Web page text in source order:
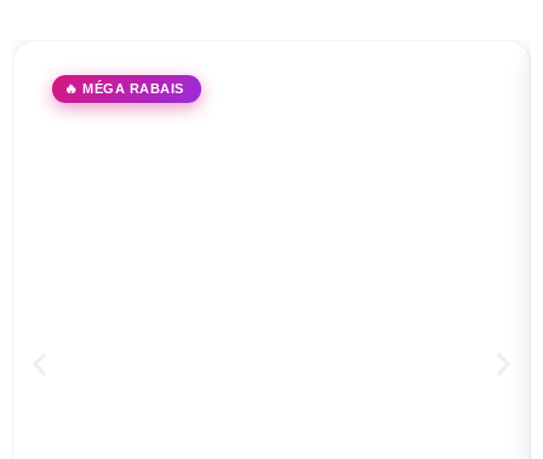
🔥 MÉGA RABAIS